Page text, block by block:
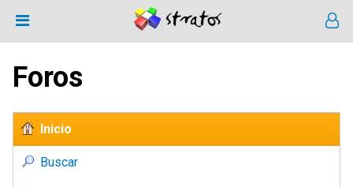
Foros
Inicio
Buscar